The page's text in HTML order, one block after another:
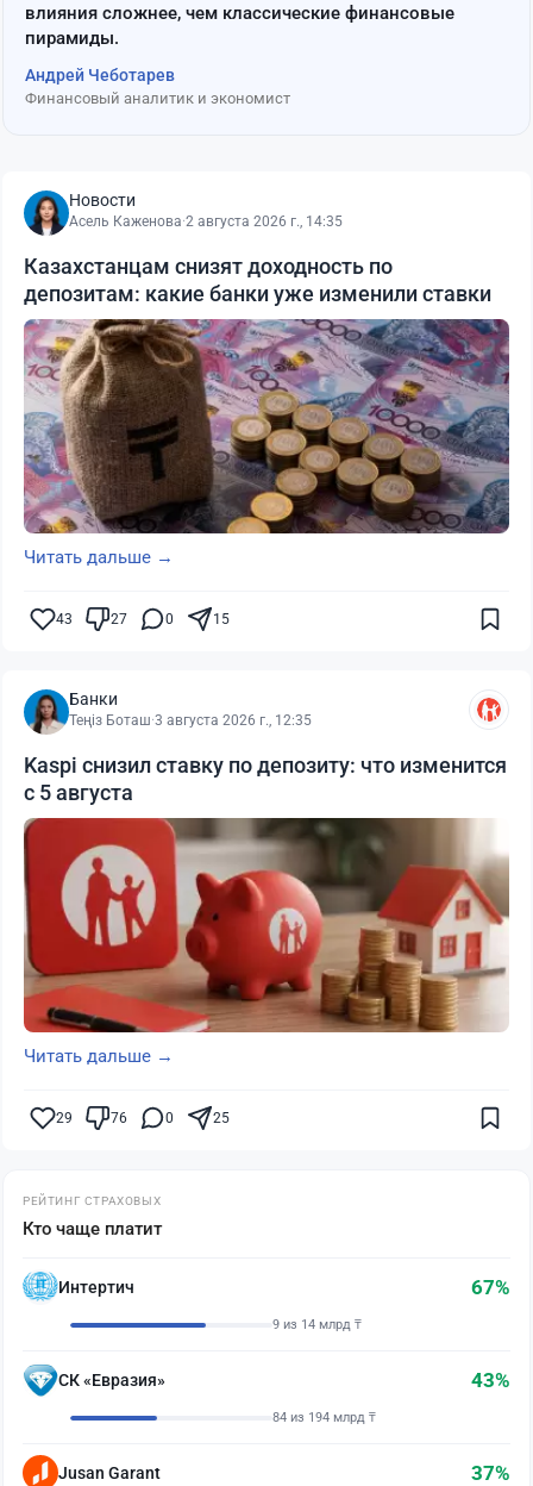
влияния сложнее, чем классические финансовые
пирамиды.
Андрей Чеботарев
Финансовый аналитик и экономист
Новости
Асель Каженова·2 августа 2026 г., 14:35
Казахстанцам снизят доходность по
депозитам: какие банки уже изменили ставки
Читать дальше →
43 27 0 15
Банки
Теңіз Боташ·3 августа 2026 г., 12:35
Kaspi снизил ставку по депозиту: что изменится
с 5 августа
Читать дальше →
29 76 0 25
РЕЙТИНГ СТРАХОВЫХ
Кто чаще платит
Интертич 67%
9 из 14 млрд ₸
СК «Евразия» 43%
84 из 194 млрд ₸
Jusan Garant 37%